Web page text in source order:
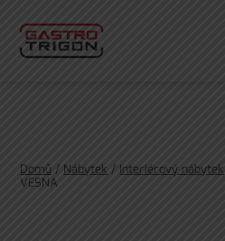
obsahu
Domů/Nábytek/Interiérový nábytek
VESNA